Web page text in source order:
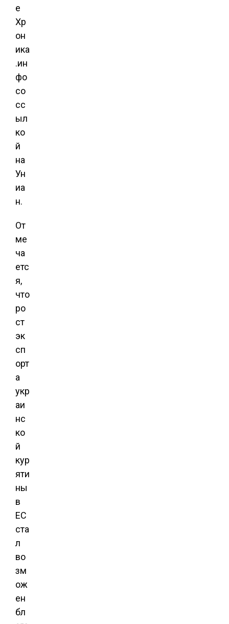
е
Хр
он
ика
.ин
фо
со
сс
ыл
ко
й
на
Ун
иа
н.
От
ме
ча
етс
я,
что
ро
ст
эк
сп
орт
а
укр
аи
нс
ко
й
кур
яти
ны
в
ЕС
ста
л
во
зм
ож
ен
бл